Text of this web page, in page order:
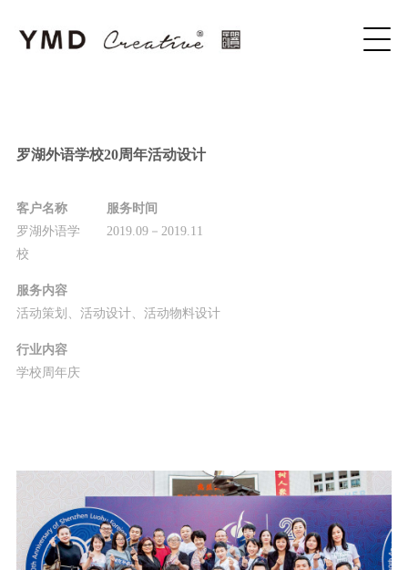
罗湖外语学校20周年活动设计
客户名称
罗湖外语学
校
服务时间
2019.09－2019.11
服务内容
活动策划、活动设计、活动物料设计
行业内容
学校周年庆